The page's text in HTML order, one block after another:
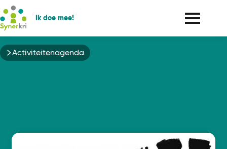
Ik doe mee!
Kruimelpad
Activiteitenagenda